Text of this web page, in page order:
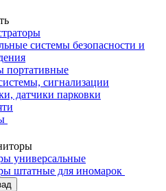
системы безопасности и
портативные
сигнализации
датчики парковки
универсальные
штатные для иномарок